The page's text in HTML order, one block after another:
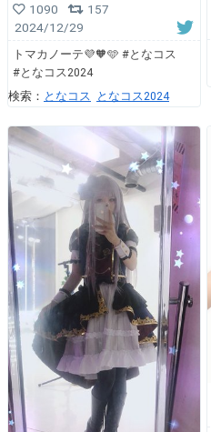
1090
157
2024/12/29
トマカノーテ💜🧡🩵 #となコス
#となコス2024
検索： となコス となコス2024